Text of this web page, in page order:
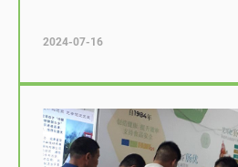
2024-07-16